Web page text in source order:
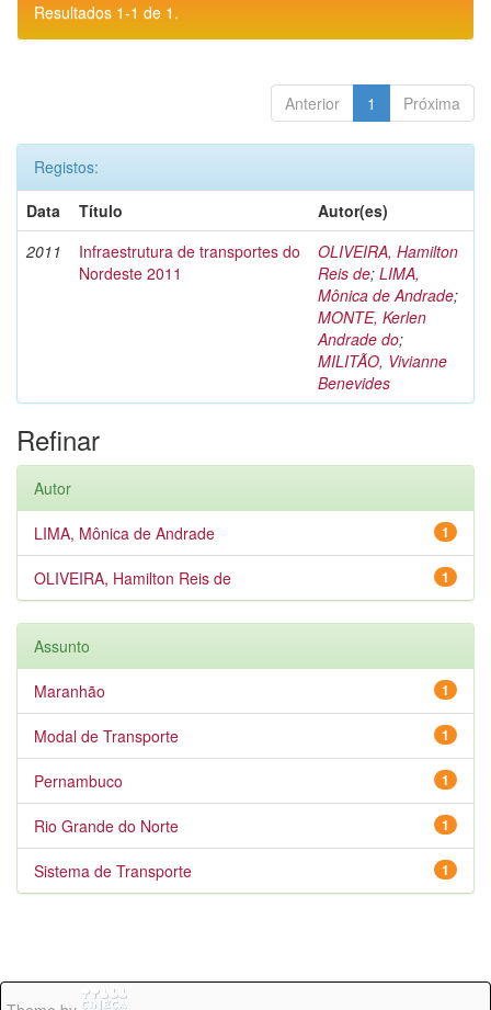
Resultados 1-1 de 1.
Anterior 1 Próxima
Registos:
Data
Título
Autor(es)
2011
Infraestrutura de transportes do
Nordeste 2011
OLIVEIRA, Hamilton
Reis de; LIMA,
Mônica de Andrade;
MONTE, Kerlen
Andrade do;
MILITÃO, Vivianne
Benevides
Refinar
Autor
1
LIMA, Mônica de Andrade
1
OLIVEIRA, Hamilton Reis de
Assunto
1
Maranhão
1
Modal de Transporte
1
Pernambuco
1
Rio Grande do Norte
1
Sistema de Transporte